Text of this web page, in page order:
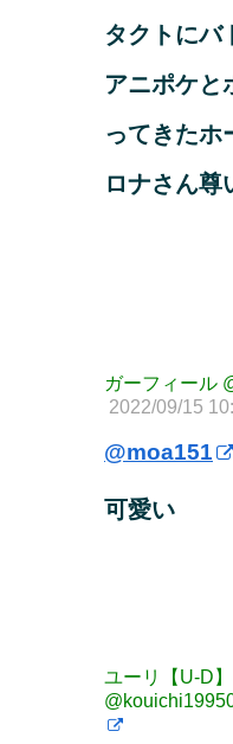
タクトにバ
アニポケと
ってきたホ
ロナさん尊
ガーフィール
2022/09/15
@moa151
可愛い
ユーリ【U-D